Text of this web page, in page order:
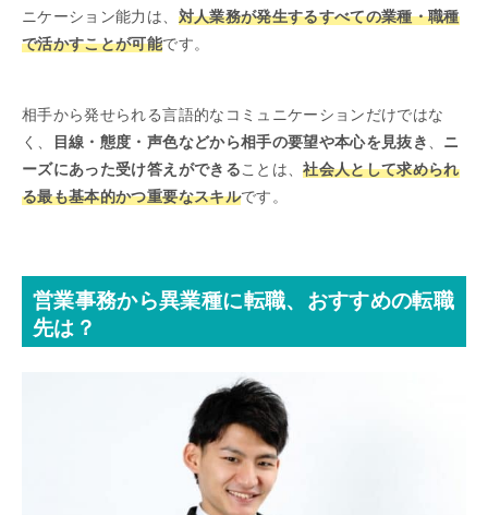
ニケーション能力は、 対人業務が発生するすべての業種・職種
で活かすことが可能です。
相手から発せられる言語的なコミュニケーションだけではな
く、
目線・態度・声色などから相手の要望や本心を見抜き
ニ
ーズにあった受け答えができることは、社会人として求められ
る最も基本的かつ重要なスキルです。
営業事務から異業種に転職、おすすめの転職
先は？